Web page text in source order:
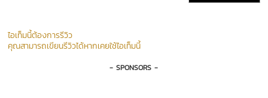
ไอเท็มนี้ต้องการรีวิว
คุณสามารถเขียนรีวิวได้หากเคยใช้ไอเท็มนี้
- SPONSORS -